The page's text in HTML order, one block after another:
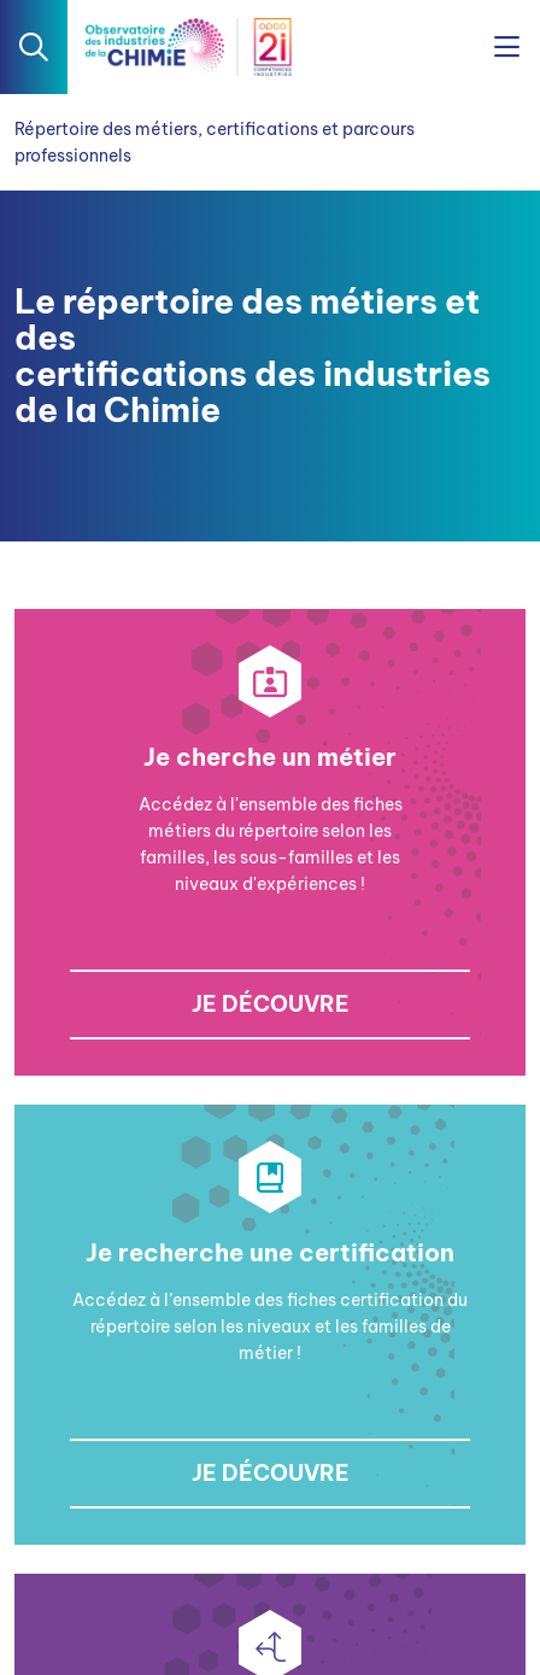
Répertoire des métiers, certifications et parcours
professionnels
Le répertoire des métiers et
des
certifications des industries
de la Chimie
Je cherche un métier
Accédez à l'ensemble des fiches
métiers du répertoire selon les
familles, les sous-familles et les
niveaux d'expériences !
JE DÉCOUVRE
Je recherche une certification
Accédez à l’ensemble des fiches certification du
répertoire selon les niveaux et les familles de
métier !
JE DÉCOUVRE